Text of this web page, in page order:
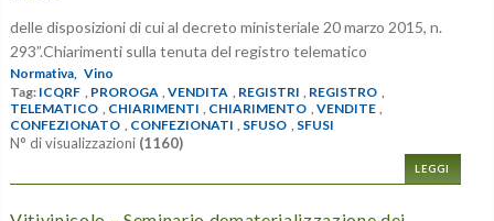
delle disposizioni di cui al decreto ministeriale 20 marzo 2015, n.
293”.Chiarimenti sulla tenuta del registro telematico
Normativa, Vino
Tag: ICQRF , PROROGA ,VENDITA , REGISTRI , REGISTRO ,
TELEMATICO , CHIARIMENTI , CHIARIMENTO , VENDITE ,
CONFEZIONATO , CONFEZIONATI , SFUSO , SFUSI
N° di visualizzazioni (1160)
LEGGI